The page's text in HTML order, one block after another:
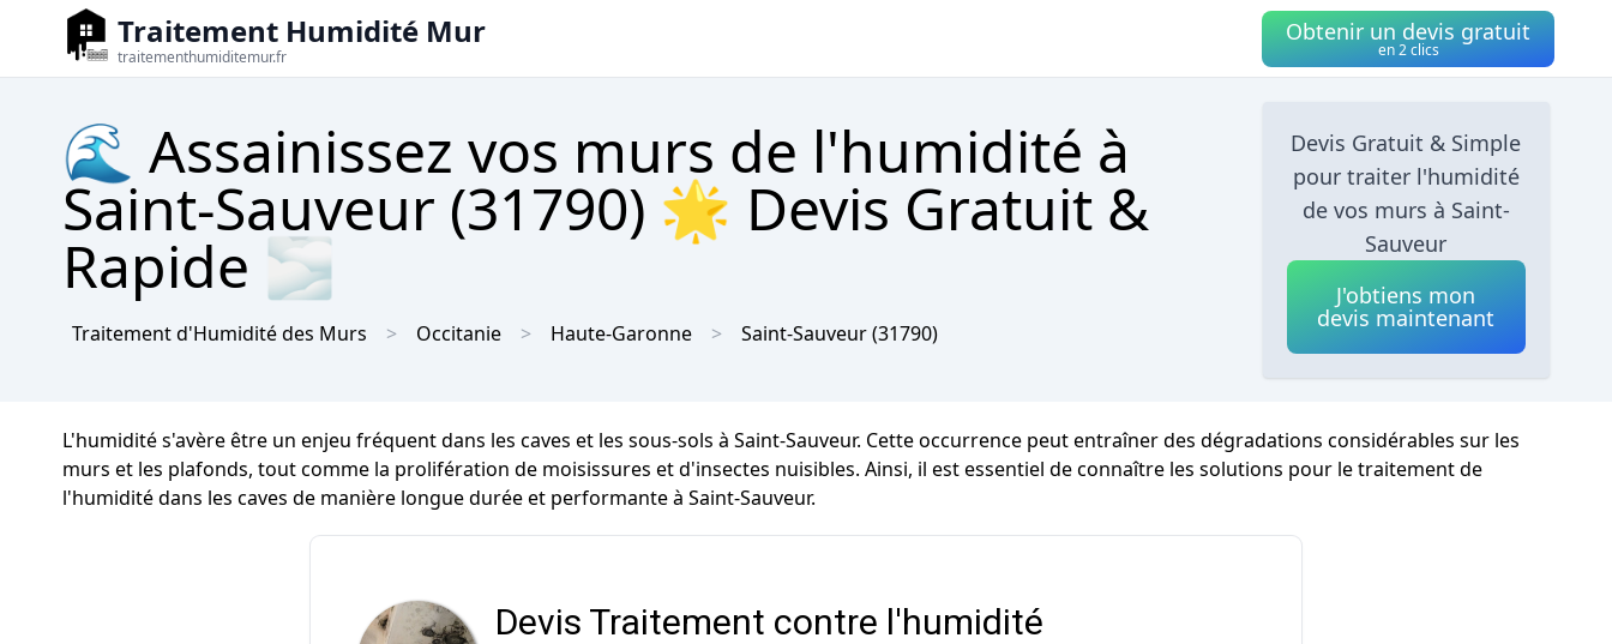
Traitement Humidité Mur
traitementhumiditemur.fr
Obtenir un devis gratuit
en 2 clics
🌊 Assainissez vos murs de l'humidité à
Saint-Sauveur (31790) 🌟 Devis Gratuit &
Rapide 🌫
Traitement d'Humidité des Murs Occitanie Haute-Garonne Saint-Sauveur(31790)
Devis Gratuit & Simple
pour traiter l'humidité
de vos murs à Saint-
Sauveur
J'obtiens mon
devis maintenant
L'humidité s'avère être un enjeu fréquent dans les caves et les sous-sols à Saint-Sauveur. Cette occurrence peut entraîner des dégradations considérables sur les
murs et les plafonds, tout comme la prolifération de moisissures et d'insectes nuisibles. Ainsi, il est essentiel de connaître les solutions pour le traitement de
l'humidité dans les caves de manière longue durée et performante à Saint-Sauveur.
Devis Traitement contre l'humidité